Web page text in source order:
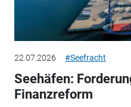
22.07.2026 #Seefracht
Seehäfen:
Finanzreform